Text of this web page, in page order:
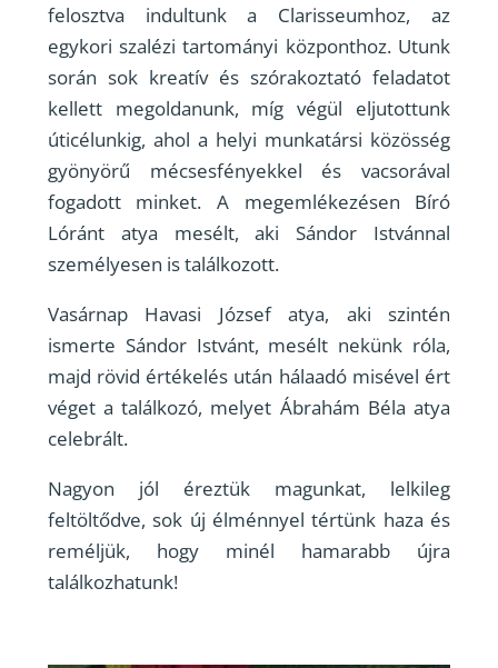
felosztva indultunk a Clarisseumhoz, az
egykori szalézi tartományi központhoz. Utunk
során sok kreatív és szórakoztató feladatot
kellett megoldanunk, míg végül eljutottunk
úticélunkig, ahol a helyi munkatársi közösség
gyönyörű mécsesfényekkel és vacsorával
fogadott minket. A megemlékezésen Bíró
Lóránt atya mesélt, aki Sándor Istvánnal
személyesen is találkozott.
Vasárnap Havasi József atya, aki szintén
ismerte Sándor Istvánt, mesélt nekünk róla,
majd rövid értékelés után hálaadó misével ért
véget a találkozó, melyet Ábrahám Béla atya
celebrált.
Nagyon jól éreztük magunkat, lelkileg
feltöltődve, sok új élménnyel tértünk haza és
reméljük, hogy minél hamarabb újra
találkozhatunk!